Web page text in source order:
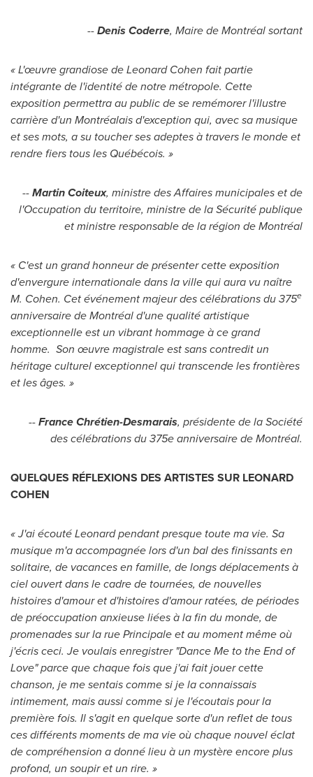
--Denis Coderre, Maire de Montréal sortant
« L'œuvre grandiose deLeonard Cohen fait partie
intégrante de l'identité de notre métropole. Cette
exposition permettra au public de se remémorer l'illustre
carrière d'un Montréalais d'exception qui, avec sa musique
et ses mots, a su toucher ses adeptes à travers le monde et
rendre fiers tous les Québécois. »
--Martin Coiteux, ministre des Affaires municipales et de
l'Occupation du territoire, ministre de la Sécurité publique
et ministre responsable de la région de Montréal
« C'est un grand honneur de présenter cette exposition
d'envergure internationale dans la ville qui aura vu naître
M. Cohen. Cet événement majeur des célébrations du 375e
anniversaire de Montréal d'une qualité artistique
exceptionnelle est un vibrant hommage à ce grand
homme. Son œuvre magistrale est sans contredit un
héritage culturel exceptionnel qui transcende les frontières
et les âges. »
--France Chrétien-Desmarais, présidente de la Société
des célébrations du 375e anniversaire de Montréal.
QUELQUES RÉFLEXIONS DES ARTISTES SUR LEONARD
COHEN
« J'ai écouté Leonard pendant presque toute ma vie. Sa
musique m'a accompagnée lors d'un bal des finissants en
solitaire, de vacances en famille, de longs déplacements à
ciel ouvert dans le cadre de tournées, de nouvelles
histoires d'amour et d'histoires d'amour ratées, de périodes
de préoccupation anxieuse liées à la fin du monde, de
promenades sur la rue Principale et au moment même où
j'écris ceci. Je voulais enregistrer "Dance Me to the End of
Love" parce que chaque fois que j'ai fait jouer cette
chanson, je me sentais comme si je la connaissais
intimement, mais aussi comme si je l'écoutais pour la
première fois. Il s'agit en quelque sorte d'un reflet de tous
ces différents moments de ma vie où chaque nouvel éclat
de compréhension a donné lieu à un mystère encore plus
profond, un soupir et un rire. »